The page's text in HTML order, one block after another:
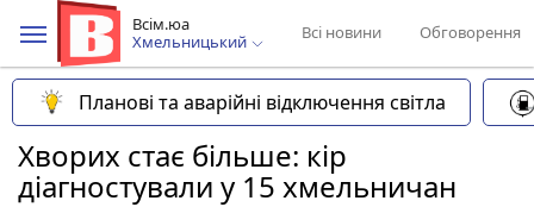
Всім.юа
Хмельницький
Всі новини Обговорення
Планові та аварійні відключення світла
Хворих стає більше: кір
діагностували у 15 хмельничан